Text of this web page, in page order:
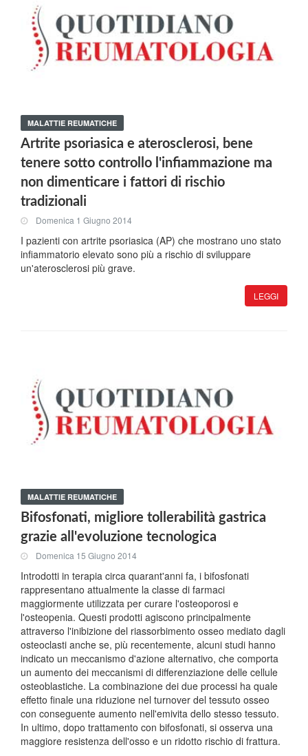
MALATTIE REUMATICHE
Artrite psoriasica e aterosclerosi, bene
tenere sotto controllo l'infiammazione ma
non dimenticare i fattori di rischio
tradizionali
Domenica 1 Giugno 2014
I pazienti con artrite psoriasica (AP) che mostrano uno stato
infiammatorio elevato sono più a rischio di sviluppare
un'aterosclerosi più grave.
LEGGI
MALATTIE REUMATICHE
Bifosfonati, migliore tollerabilità gastrica
grazie all'evoluzione tecnologica
Domenica 15 Giugno 2014
Introdotti in terapia circa quarant'anni fa, i bifosfonati
rappresentano attualmente la classe di farmaci
maggiormente utilizzata per curare l'osteoporosi e
l'osteopenia. Questi prodotti agiscono principalmente
attraverso l'inibizione del riassorbimento osseo mediato dagli
osteoclasti anche se, più recentemente, alcuni studi hanno
indicato un meccanismo d'azione alternativo, che comporta
un aumento dei meccanismi di differenziazione delle cellule
osteoblastiche. La combinazione dei due processi ha quale
effetto finale una riduzione nel turnover del tessuto osseo
con conseguente aumento nell'emivita dello stesso tessuto.
In ultimo, dopo trattamento con bifosfonati, si osserva una
maggiore resistenza dell'osso e un ridotto rischio di frattura.